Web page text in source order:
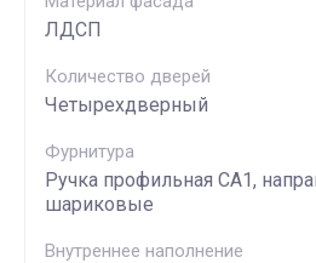
ЛДСП
Количество дверей
Четырехдверный
Фурнитура
Ручка профильная СА1,
шариковые
Внутреннее наполнение